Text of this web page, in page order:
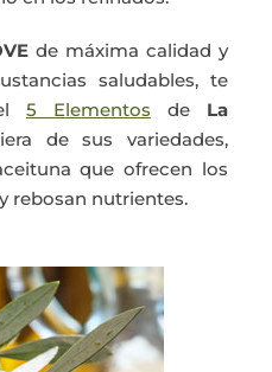
de máxima calidad y
saludables, te
5 Elementos de La
de sus variedades,
que ofrecen los
rebosan nutrientes.